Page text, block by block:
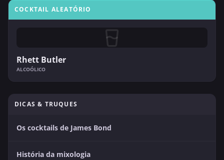
COCKTAIL ALEATÓRIO
Rhett Butler
ALCOÓLICO
DICAS & TRUQUES
Os cocktails de James Bond
História da mixologia